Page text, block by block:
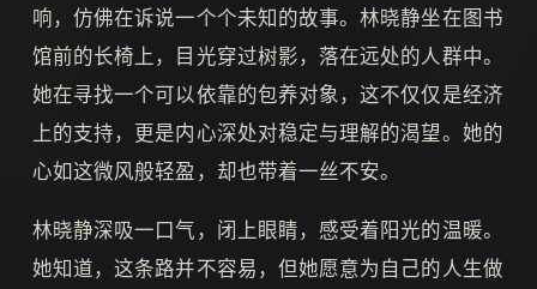
响，仿佛在诉说一个个未知的故事。林晓静坐在图书
馆前的长椅上，目光穿过树影，落在远处的人群中。
她在寻找一个可以依靠的包养对象，这不仅仅是经济
上的支持，更是内心深处对稳定与理解的渴望。她的
心如这微风般轻盈，却也带着一丝不安。
林晓静深吸一口气，闭上眼睛，感受着阳光的温暖。
她知道，这条路并不容易，但她愿意为自己的人生做